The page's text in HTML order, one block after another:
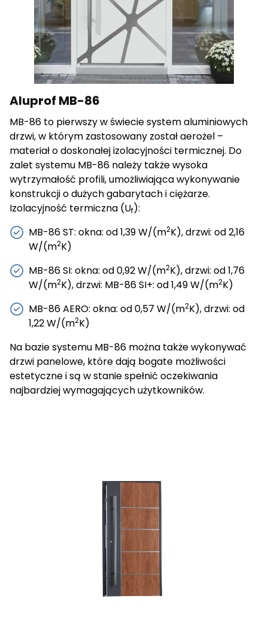
cenne dla wydawców i reklamodawców strony trzeciej.
Nieklasyfikowane
Nieklasyfikowane pliki cookie, to pliki, które są w procesie
klasyfikowania, wraz z dostawcami poszczególnych
Odrzuć wszystkie
Zapisz moje preferencje
Akceptuj wszystkie
Aluprof MB-86
MB-86 to pierwszy w świecie system aluminiowych
drzwi, w którym zastosowany został aerożel –
materiał o doskonałej izolacyjności termicznej. Do
zalet systemu MB-86 należy także wysoka
wytrzymałość profili, umożliwiająca wykonywanie
konstrukcji o dużych gabarytach i ciężarze.
Izolacyjność termiczna (Uf):
MB-86 ST: okna: od 1,39 W/(m2K), drzwi: od 2,16
W/(m2K)
MB-86 SI: okna: od 0,92 W/(m2K), drzwi: od 1,76
W/(m2K), drzwi: MB-86 SI+: od 1,49 W/(m2K)
MB-86 AERO: okna: od 0,57 W/(m2K), drzwi: od
1,22 W/(m2K)
Na bazie systemu MB-86 można także wykonywać
drzwi panelowe, które dają bogate możliwości
estetyczne i są w stanie spełnić oczekiwania
najbardziej wymagających użytkowników.